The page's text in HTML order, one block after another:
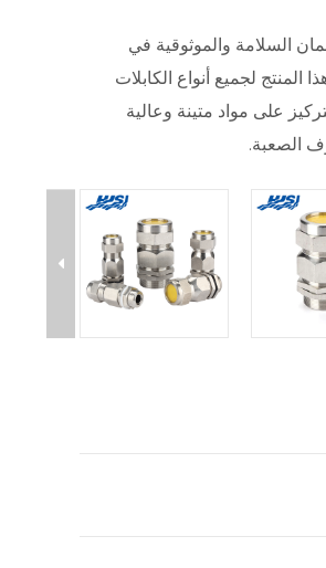
السلامة والموثوقية في
المنتج لجميع أنواع الكابلات
على مواد متينة وعالية
الصعبة.